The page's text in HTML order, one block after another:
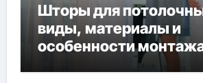
Шторы для
виды, материалы и
особенности